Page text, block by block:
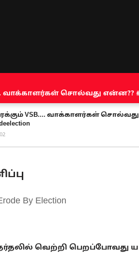
வாக்காளர்கள் சொல்வது என்ன??
VSB.... வாக்காளர்கள் சொல்வது
By Election
வெற்றி பெறப்போவது